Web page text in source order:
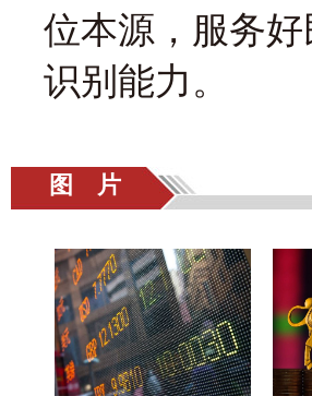
位本源，服务
识别能力。
图 片